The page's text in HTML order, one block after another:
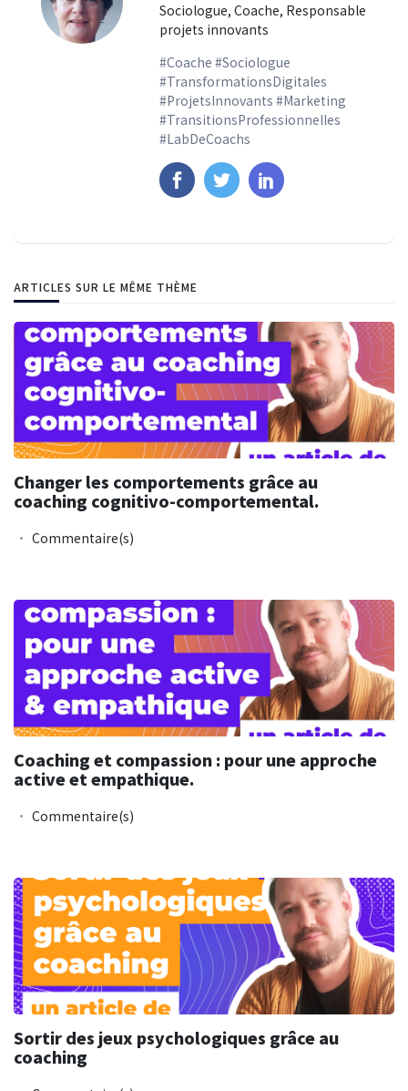
Sociologue, Coache, Responsable
projets innovants
#Coache #Sociologue
#TransformationsDigitales
#ProjetsInnovants #Marketing
#TransitionsProfessionnelles
#LabDeCoachs
ARTICLES SUR LE MÊME THÈME
Changer les comportements grâce au
coaching cognitivo-comportemental.
Commentaire(s)
Coaching et compassion : pour une approche
active et empathique.
Commentaire(s)
Sortir des jeux psychologiques grâce au
coaching